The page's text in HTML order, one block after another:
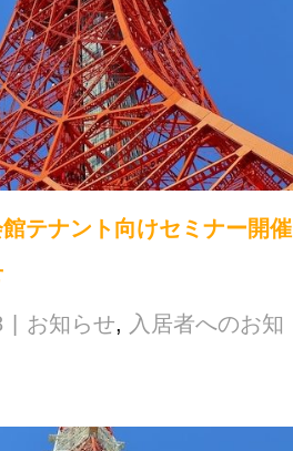
テナント向けセミナー開催
お知らせ, 入居者へのお知